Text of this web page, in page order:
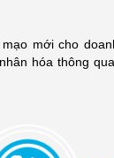
mới cho
hóa thông